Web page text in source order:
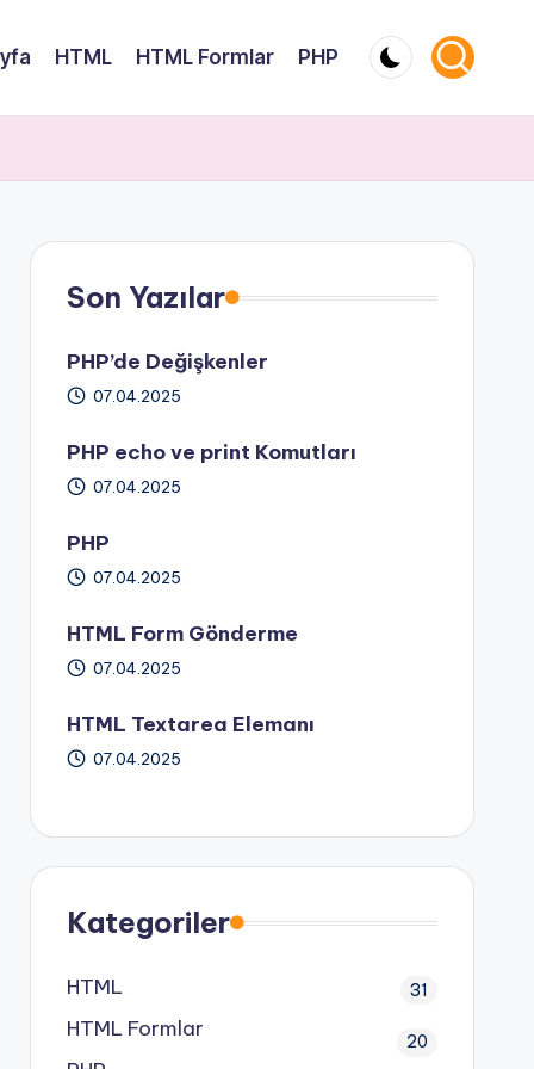
HTML HTML Formlar PHP
Son Yazılar
PHP’de Değişkenler
07.04.2025
PHP echo ve print Komutları
07.04.2025
PHP
07.04.2025
HTML Form Gönderme
07.04.2025
HTML Textarea Elemanı
07.04.2025
Kategoriler
HTML 31
HTML Formlar 20